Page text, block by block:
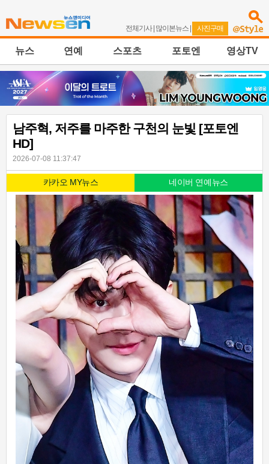
전체기사| 많이본뉴스 | 사진구매
뉴스 연예 스포츠 포토엔 영상TV
남주혁, 저주를 마주한 구천의 눈빛 [포토엔
HD]
2026-07-08 11:37:47
카카오 MY뉴스 네이버 연예뉴스